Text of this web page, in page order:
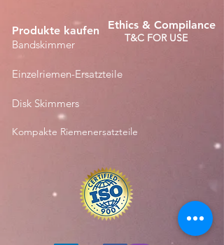
Produkte kaufen
Bandskimmer
Ethics & Compilance
T&C FOR USE
Einzelriemen-Ersatzteile
Disk Skimmers
Kompakte Riemenersatzteile